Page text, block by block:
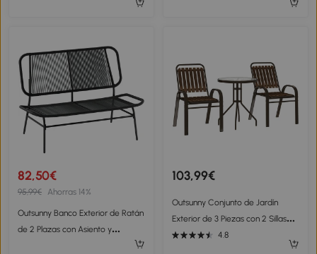
82,50€
95,99€ Ahorras 14%
Outsunny Banco Exterior de Ratán
de 2 Plazas con Asiento y
103,99€
Outsunny Conjunto de Jardín
Exterior de 3 Piezas con 2 Sillas
Apilables y Mesa Redonda de
4.8